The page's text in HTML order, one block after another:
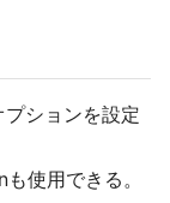
ションを設定
使用できる。